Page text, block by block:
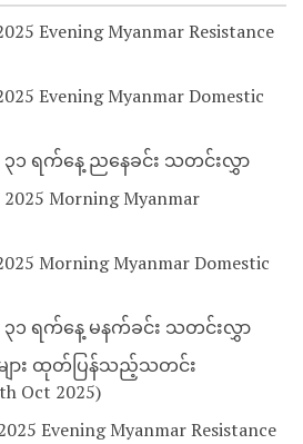
Evening Myanmar Resistance
Evening Myanmar Domestic
၁ ရက်နေ့ ညနေခင်း သတင်းလွှာ
Morning Myanmar
Morning Myanmar Domestic
၁ ရက်နေ့ မနက်ခင်း သတင်းလွှာ
များ ထုတ်ပြန်သည့်သတင်း
Oct 2025)
Evening Myanmar Resistance